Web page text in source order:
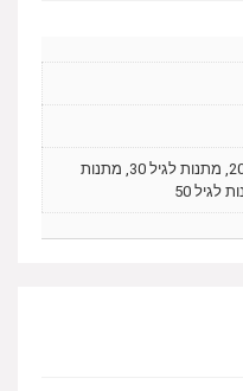
מתנות לגיל 20, מתנות לגיל 30, מתנות